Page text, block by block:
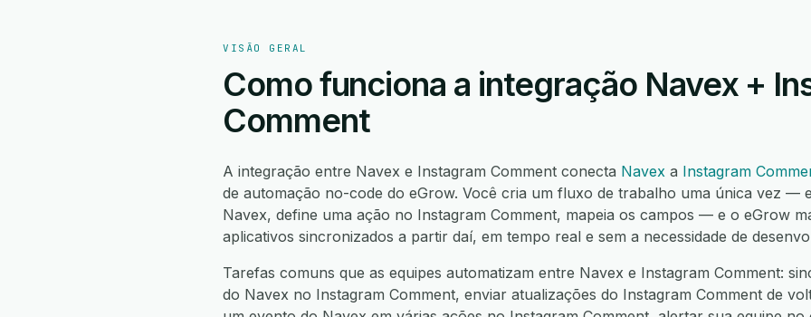
VISÃO GERAL
Como funciona a integração Navex +
Comment
A integração entre Navex e Instagram Comment conecta Navex a Instagram
de automação no-code do eGrow. Você cria um fluxo de trabalho uma única vez —
Navex, define uma ação no Instagram Comment, mapeia os campos — e o eGrow
aplicativos sincronizados a partir daí, em tempo real e sem a necessidade de
Tarefas comuns que as equipes automatizam entre Navex e Instagram Comment:
do Navex no Instagram Comment, enviar atualizações do Instagram Comment de